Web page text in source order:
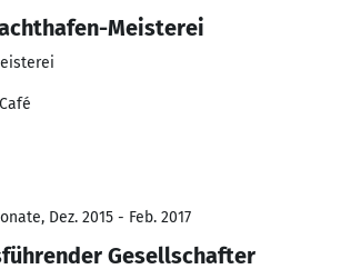
Meisterei
Dez. 2015 - Feb. 2017
Gesellschafter